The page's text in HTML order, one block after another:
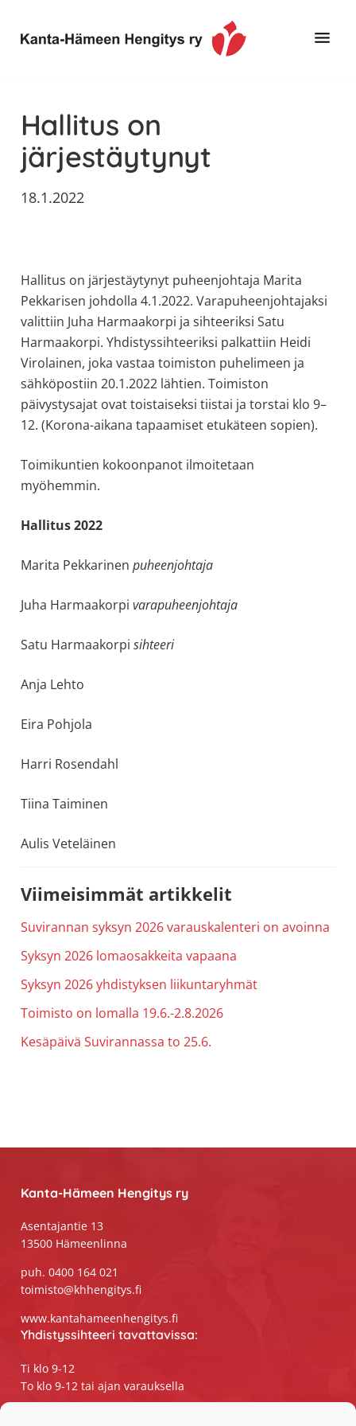
pääsisältöön
ensisijaiseen
alatunnisteeseen
Hämeen
Hengitys
ry
tietoa,
erityisesti
jos
koskettaa
keuhkosairaudet,
huono
sisäilma
tai
allergiat.
K-
H
Hengitys
Hallitus on
järjestäytynyt
18.1.2022
Hallitus on järjestäytynyt puheenjohtaja Marita
Pekkarisen johdolla 4.1.2022. Varapuheenjohtajaksi
valittiin Juha Harmaakorpi ja sihteeriksi Satu
Harmaakorpi. Yhdistyssihteeriksi palkattiin Heidi
Virolainen, joka vastaa toimiston puhelimeen ja
sähköpostiin 20.1.2022 lähtien. Toimiston
päivystysajat ovat toistaiseksi tiistai ja torstai klo 9–
12. (Korona-aikana tapaamiset etukäteen sopien).
Toimikuntien kokoonpanot ilmoitetaan
myöhemmin.
Hallitus 2022
Marita Pekkarinen puheenjohtaja
Juha Harmaakorpi varapuheenjohtaja
Satu Harmaakorpi sihteeri
Anja Lehto
Eira Pohjola
Harri Rosendahl
Tiina Taiminen
Aulis Veteläinen
Ensisijainen
sivupalkki
Viimeisimmät artikkelit
Suvirannan syksyn 2026 varauskalenteri on avoinna
Syksyn 2026 lomaosakkeita vapaana
Syksyn 2026 yhdistyksen liikuntaryhmät
Toimisto on lomalla 19.6.-2.8.2026
Kesäpäivä Suvirannassa to 25.6.
Kanta-Hämeen Hengitys ry
Asentajantie 13
13500 Hämeenlinna
puh. 0400 164 021
toimisto@khhengitys.fi
www.kantahameenhengitys.fi
Yhdistyssihteeri tavattavissa:
Ti klo 9-12
To klo 9-12 tai ajan varauksella